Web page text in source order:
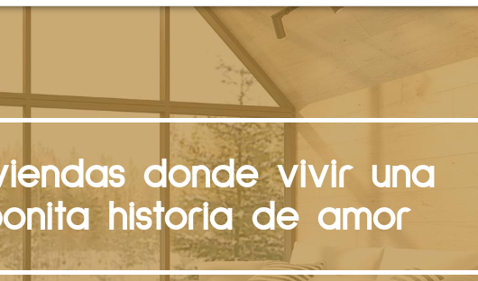
donde vivir una
historia de amor